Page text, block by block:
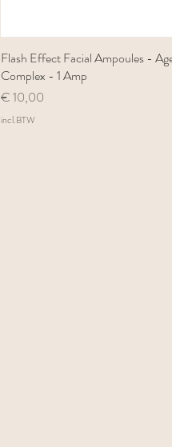
Snel overzicht
Flash Effect Facial Ampoules -
Complex - 1 Amp
Prijs
€ 10,00
incl.BTW